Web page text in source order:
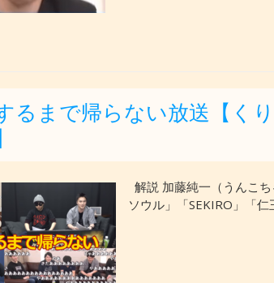
るまで帰らない放送【く
解説 加藤純一（うんこ
ソウル」「SEKIRO」「